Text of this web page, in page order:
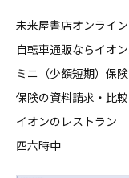
未来屋書店オンライ
自転車通販ならイオ
ミニ（少額短期）保
保険の資料請求・比
イオンのレストラン
四六時中